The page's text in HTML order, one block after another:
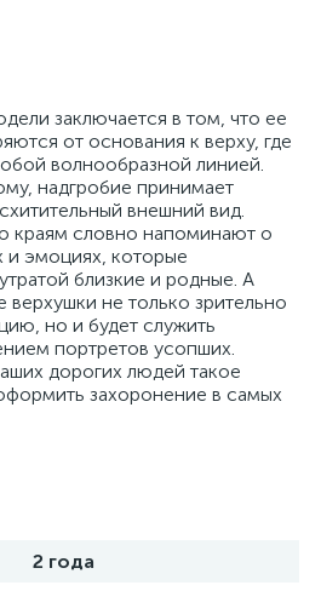
заключается в том, что ее
от основания к верху, где
волнообразной линией.
надгробие принимает
внешний вид.
краям словно напоминают о
и эмоциях, которые
близкие и родные. А
верхушки не только зрительно
но и будет служить
портретов усопших.
дорогих людей такое
захоронение в самых
2 года